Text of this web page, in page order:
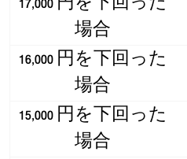
場合
16,000 円を下回った
場合
15,000 円を下回った
場合